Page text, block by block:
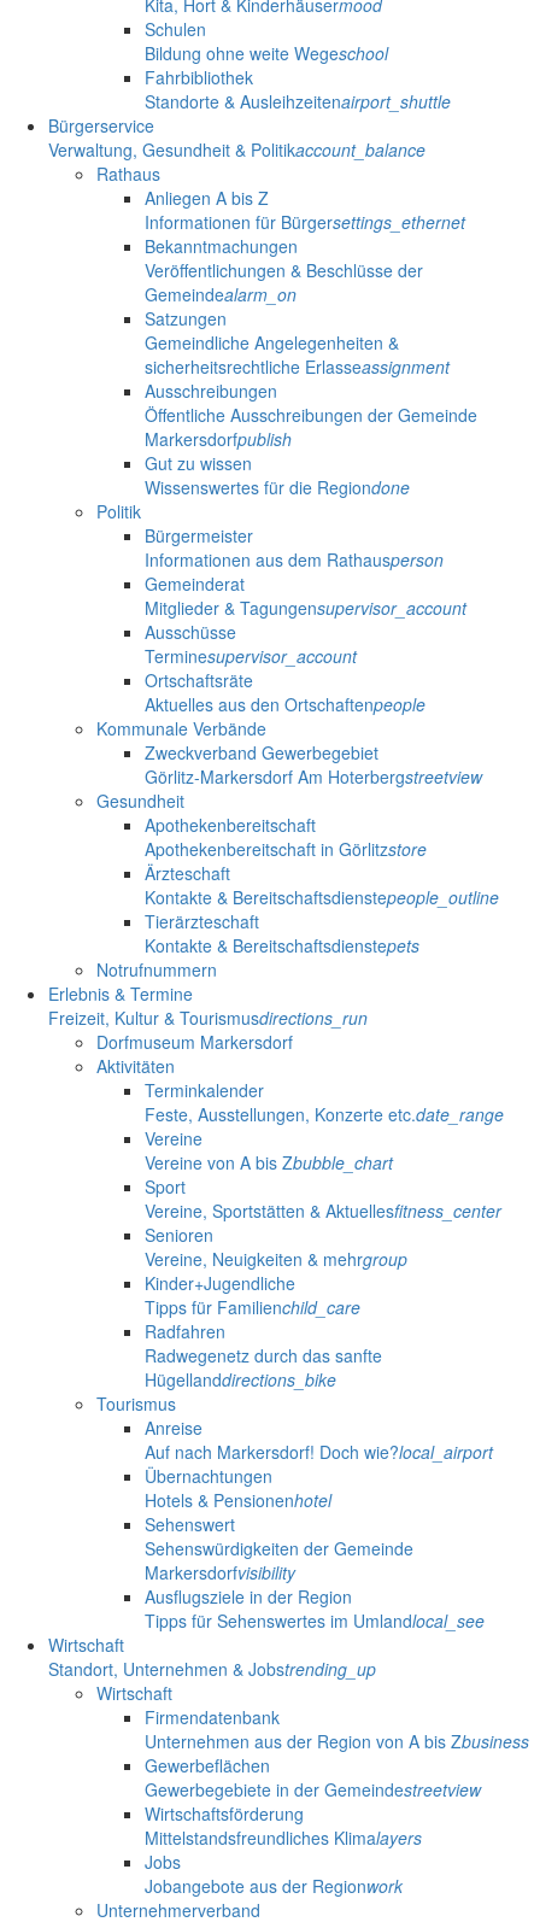
Kita, Hort & Kinderhäusermood
Schulen
Bildung ohne weite Wegeschool
Fahrbibliothek
Standorte & Ausleihzeitenairport_shuttle
Bürgerservice
Verwaltung, Gesundheit & Politikaccount_balance
Rathaus
Anliegen A bis Z
Informationen für Bürgersettings_ethernet
Bekanntmachungen
Veröffentlichungen & Beschlüsse der
Gemeindealarm_on
Satzungen
Gemeindliche Angelegenheiten &
sicherheitsrechtliche Erlasseassignment
Ausschreibungen
Öffentliche Ausschreibungen der Gemeinde
Markersdorfpublish
Gut zu wissen
Wissenswertes für die Regiondone
Politik
Bürgermeister
Informationen aus dem Rathausperson
Gemeinderat
Mitglieder & Tagungensupervisor_account
Ausschüsse
Terminesupervisor_account
Ortschaftsräte
Aktuelles aus den Ortschaftenpeople
Kommunale Verbände
Zweckverband Gewerbegebiet
Görlitz-Markersdorf Am Hoterbergstreetview
Gesundheit
Apothekenbereitschaft
Apothekenbereitschaft in Görlitzstore
Ärzteschaft
Kontakte & Bereitschaftsdienstepeople_outline
Tierärzteschaft
Kontakte & Bereitschaftsdienstepets
Notrufnummern
Erlebnis & Termine
Freizeit, Kultur & Tourismusdirections_run
Dorfmuseum Markersdorf
Aktivitäten
Terminkalender
Feste, Ausstellungen, Konzerte etc.date_range
Vereine
Vereine von A bis Zbubble_chart
Sport
Vereine, Sportstätten & Aktuellesfitness_center
Senioren
Vereine, Neuigkeiten & mehrgroup
Kinder+Jugendliche
Tipps für Familienchild_care
Radfahren
Radwegenetz durch das sanfte
Hügellanddirections_bike
Tourismus
Anreise
Auf nach Markersdorf! Doch wie?local_airport
Übernachtungen
Hotels & Pensionenhotel
Sehenswert
Sehenswürdigkeiten der Gemeinde
Markersdorfvisibility
Ausflugsziele in der Region
Tipps für Sehenswertes im Umlandlocal_see
Wirtschaft
Standort, Unternehmen & Jobstrending_up
Wirtschaft
Firmendatenbank
Unternehmen aus der Region von A bis Zbusiness
Gewerbeflächen
Gewerbegebiete in der Gemeindestreetview
Wirtschaftsförderung
Mittelstandsfreundliches Klimalayers
Jobs
Jobangebote aus der Regionwork
Unternehmerverband